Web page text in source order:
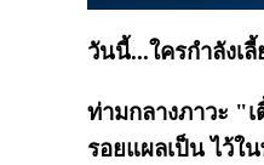
วันนี้...ใครกำลังเ
ท่ามกลางภาวะ "
รอยแผลเป็น ไว้